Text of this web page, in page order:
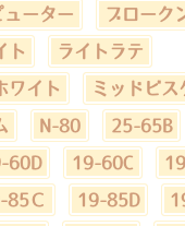
ューター ブローク
ト ライトラテ
ワイト ミッドビス
N-80 25-65B
60D 19-60C
85Ｃ 19-85D